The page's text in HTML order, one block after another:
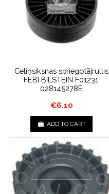
Celiņsiksnas spriegotājrullis
FEBI BILSTEIN F01231,
028145278E
€6.10
ADD TO CART